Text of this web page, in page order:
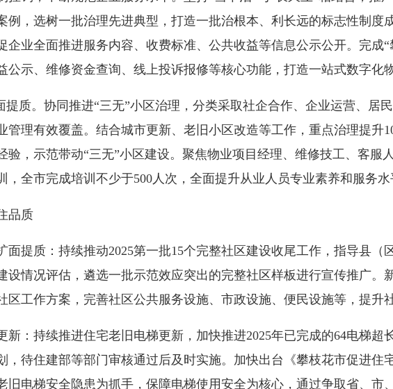
例，选树一批治理先进典型，打造一批治根本、利长远的标志性制度
企业全面推进服务内容、收费标准、公共收益等信息公示公开。完成“
公示、维修资金查询、线上投诉报修等核心功能，打造一站式数字化
。协同推进“三无”小区治理，分类采取社企合作、企业运营、居民
管理有效覆盖。结合城市更新、老旧小区改造等工作，重点治理提升
验，示范带动“三无”小区建设。聚焦物业项目经理、维修技工、客服
，全市完成培训不少于500人次，全面提升从业人员专业素养和服务水
品质
提质：持续推动2025第一批15个完整社区建设收尾工作，指导县（
设情况评估，遴选一批示范效应突出的完整社区样板进行宣传推广。
区工作方案，完善社区公共服务设施、市政设施、便民设施等，提升
持续推进住宅老旧电梯更新，加快推进2025年已完成的64电梯超
，待住建部等部门审核通过后及时实施。加快出台《攀枝花市促进住
旧电梯安全隐患为抓手，保障电梯使用安全为核心，通过争取省、市